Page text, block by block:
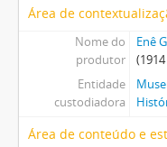
Área de
Nome do
produtor
Enê
Entidade
custodiadora
Área de conteúdo e